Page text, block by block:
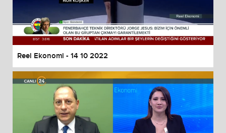
Reel Ekonomi - 14 10 2022